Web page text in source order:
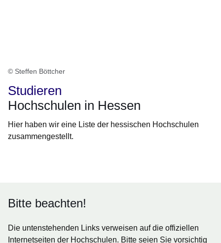
© Steffen Böttcher
Studieren
Hochschulen in Hessen
Hier haben wir eine Liste der hessischen Hochschulen
zusammengestellt.
Bitte beachten!
Die untenstehenden Links verweisen auf die offiziellen
Internetseiten der Hochschulen. Bitte seien Sie vorsichtig